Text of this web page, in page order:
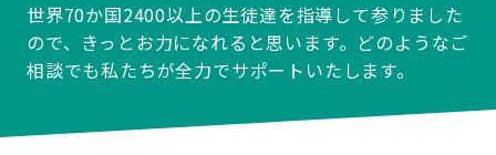
世界70か国2400以上の生徒達を指導して参りました
ので、きっとお力になれると思います。どのようなご
相談でも私たちが全力でサポートいたします。